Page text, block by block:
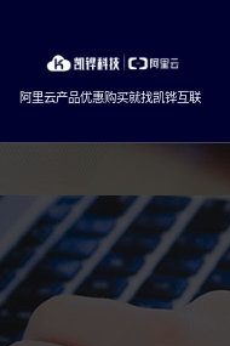
content
阿里云产品优惠购买就找凯铧互联